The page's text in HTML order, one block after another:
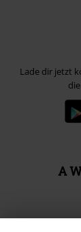
Lade dir jetzt
A